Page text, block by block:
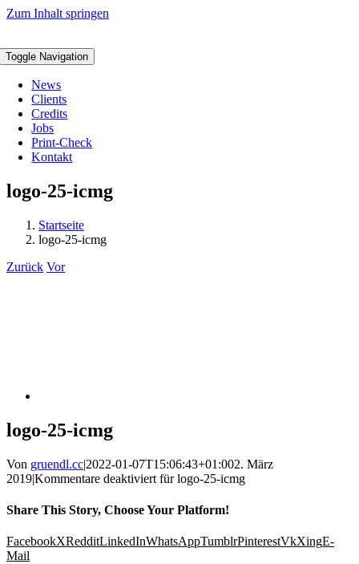
Zum Inhalt springen
Toggle Navigation
News
Clients
Credits
Jobs
Print-Check
Kontakt
logo-25-icmg
Startseite
logo-25-icmg
Zurück Vor
logo-25-icmg
Von gruendl.cc|2022-01-07T15:06:43+01:002. März
2019|Kommentare deaktiviert für logo-25-icmg
Share This Story, Choose Your Platform!
FacebookXRedditLinkedInWhatsAppTumblrPinterestVkXingE-
Mail